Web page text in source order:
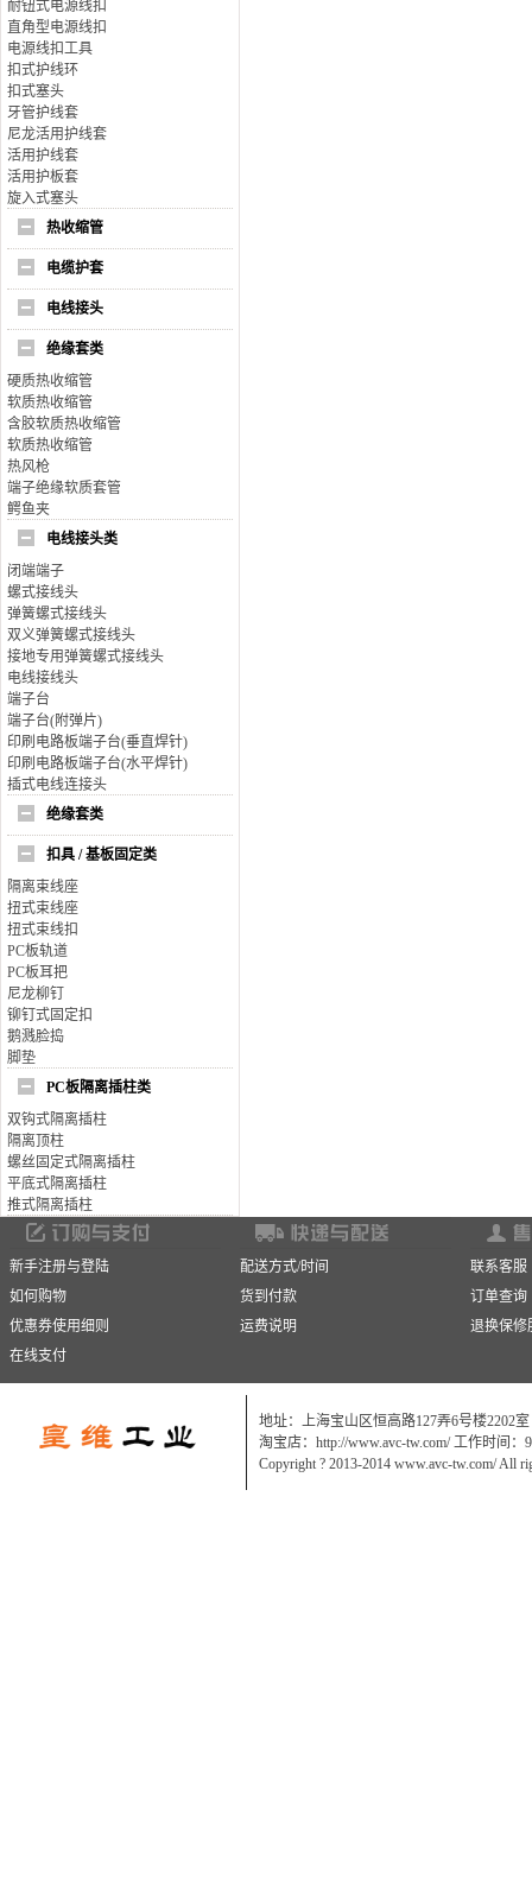
耐钮式电源线扣
直角型电源线扣
电源线扣工具
扣式护线环
扣式塞头
牙管护线套
尼龙活用护线套
活用护线套
活用护板套
旋入式塞头
热收缩管
电缆护套
电线接头
绝缘套类
硬质热收缩管
软质热收缩管
含胶软质热收缩管
软质热收缩管
热风枪
端子绝缘软质套管
鳄鱼夹
电线接头类
闭端端子
螺式接线头
弹簧螺式接线头
双义弹簧螺式接线头
接地专用弹簧螺式接线头
电线接线头
端子台
端子台(附弹片)
印刷电路板端子台(垂直焊针)
印刷电路板端子台(水平焊针)
插式电线连接头
绝缘套类
扣具 / 基板固定类
隔离束线座
扭式束线座
扭式束线扣
PC板轨道
PC板耳把
尼龙柳钉
铆钉式固定扣
鹅溅脸捣
脚垫
PC板隔离插柱类
双钩式隔离插柱
隔离顶柱
螺丝固定式隔离插柱
平底式隔离插柱
推式隔离插柱
新手注册与登陆
如何购物
优惠券使用细则
在线支付
配送方式/时间
货到付款
运费说明
联系客服
订单查询
退换保修
地址：上海宝山区恒高路127弄6号楼2202室
淘宝店：http://www.avc-tw.com/ 工作时间：
Copyright ? 2013-2014 www.avc-tw.com/ All